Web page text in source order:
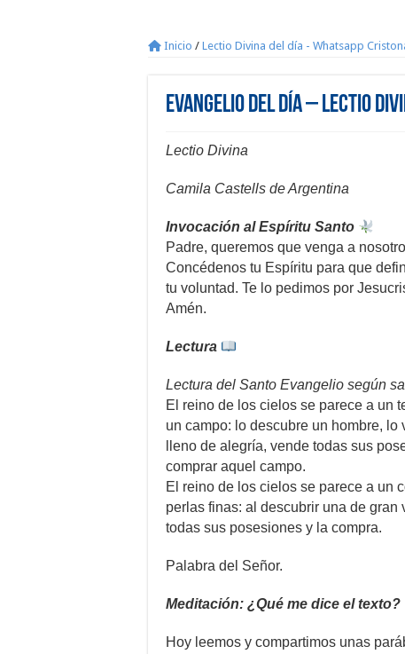
Inicio / Lectio Divina del día - Whatsapp
Evangelio del día – Lectio
Lectio Divina
Camila Castells de Argentina
Invocación al Espíritu Santo
Padre, queremos que venga a
Concédenos tu Espíritu para que
tu voluntad. Te lo pedimos por
Amén.
Lectura
Lectura del Santo Evangelio según
El reino de los cielos se parece a un
un campo: lo descubre un hombre, lo
lleno de alegría, vende todas sus
comprar aquel campo.
El reino de los cielos se parece a un
perlas finas: al descubrir una de gran
todas sus posesiones y la compra.
Palabra del Señor.
Meditación: ¿Qué me dice el texto?
Hoy leemos y compartimos unas